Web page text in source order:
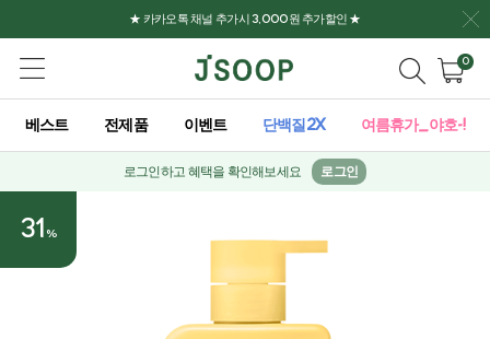
★ 카카오톡 채널 추가시 3,000원 추가할인 ★
0
베스트 전제품 이벤트 단백질2X 여름휴가_야호-!
로그인하고 혜택을 확인해보세요 로그인
31 %